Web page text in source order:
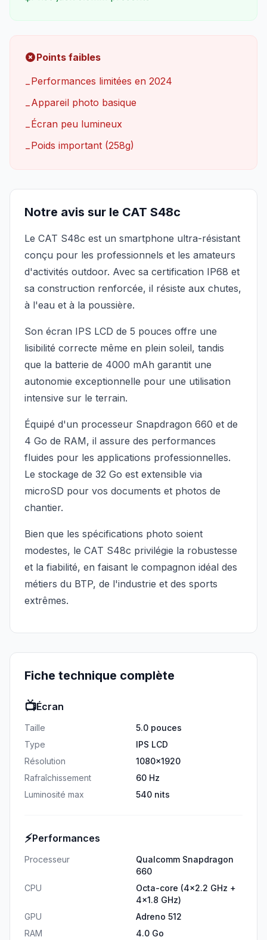
Points faibles
−Performances limitées en 2024
−Appareil photo basique
−Écran peu lumineux
−Poids important (258g)
Notre avis sur le CAT S48c
Le CAT S48c est un smartphone ultra-résistant
conçu pour les professionnels et les amateurs
d'activités outdoor. Avec sa certification IP68 et
sa construction renforcée, il résiste aux chutes,
à l'eau et à la poussière.
Son écran IPS LCD de 5 pouces offre une
lisibilité correcte même en plein soleil, tandis
que la batterie de 4000 mAh garantit une
autonomie exceptionnelle pour une utilisation
intensive sur le terrain.
Équipé d'un processeur Snapdragon 660 et de
4 Go de RAM, il assure des performances
fluides pour les applications professionnelles.
Le stockage de 32 Go est extensible via
microSD pour vos documents et photos de
chantier.
Bien que les spécifications photo soient
modestes, le CAT S48c privilégie la robustesse
et la fiabilité, en faisant le compagnon idéal des
métiers du BTP, de l'industrie et des sports
extrêmes.
Fiche technique complète
📺Écran
Taille
5.0 pouces
Type
IPS LCD
Résolution
1080x1920
Rafraîchissement
60 Hz
Luminosité max
540 nits
⚡Performances
Processeur
Qualcomm Snapdragon
660
CPU
Octa-core (4x2.2 GHz +
4x1.8 GHz)
GPU
Adreno 512
RAM
4.0 Go